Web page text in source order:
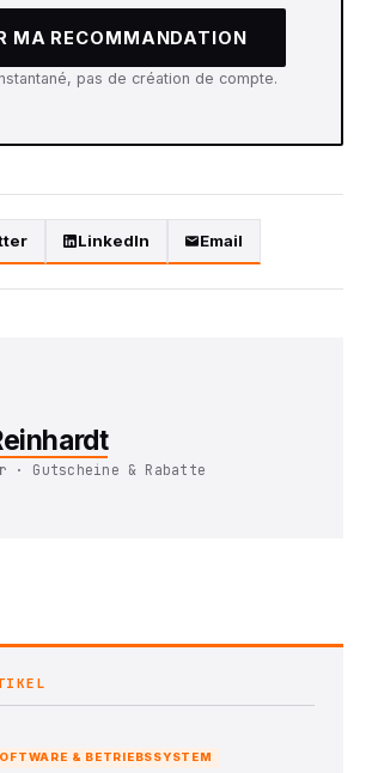
MA RECOMMANDATION
pas de création de compte.
LinkedIn Email
· Gutscheine & Rabatte
& BETRIEBSSYSTEM